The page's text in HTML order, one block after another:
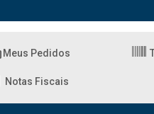
Meus Pedidos
Notas Fiscais